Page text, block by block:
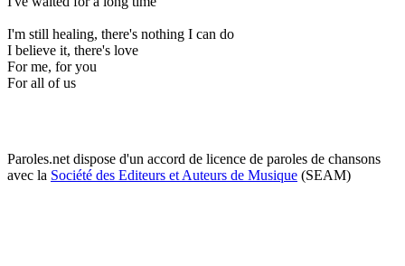
I'm still healing, there's nothing I can do
I believe it, there's love
For me, for you
For all of us
Paroles.net dispose d'un accord de licence de paroles de chansons
avec la Société des Editeurs et Auteurs de Musique (SEAM)